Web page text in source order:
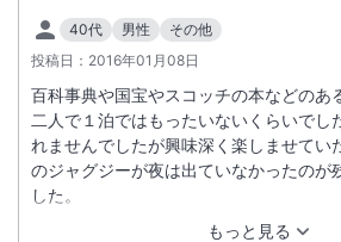
40代 男性
その他
投稿日： 2016年01月08日
もっと見る
百科事典や国宝やスコッチの本などのあ
二人で１泊ではもったいないくらいでし
れませんでしたが興味深く楽しませてい
のジャグジーが夜は出ていなかったのが
した。